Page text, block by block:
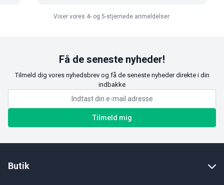
Viser vores 4- og 5-stjernede anmeldelser.
Få de seneste nyheder!
Tilmeld dig vores nyhedsbrev og få de seneste nyheder direkte i din
indbakke
Tilmeld mig
Butik